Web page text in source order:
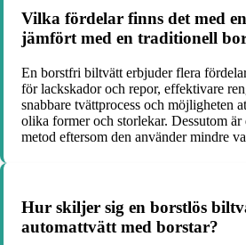
Vilka fördelar finns det med
jämfört med en traditionell
En borstfri biltvätt erbjuder flera
för lackskador och repor, effektivare
snabbare tvättprocess och möjligheten
olika former och storlekar. Dessutom
metod eftersom den använder mindre
Hur skiljer sig en borstlös
automattvätt med borstar?